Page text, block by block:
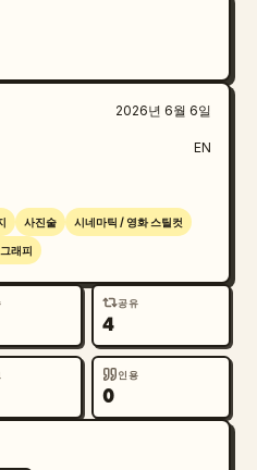
. 헤드라인: “RED CARPET
: 밴쿠버 촬영 현장. 밝은
비 근처에서 감독과 대화하
헤드라인: “ON-SET
하단 캡션: “METHOD
트하우스 미팅. 영화 포스
프 사이에 서 있는 틸 컬
인: “PENTHOUSE
: 런던 테라스에서 열린
스카이라인과 높게 솟은
음료를 들고 있는 스타.
PARTY IN LONDON”. 하
TOUR”.
얼굴의 클로즈업. 캡션:
2026년 6월 6일
EN
사진술 시네마틱 / 영화 스틸컷
래피
공유
4
인용
0